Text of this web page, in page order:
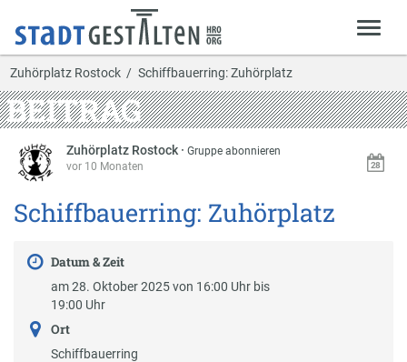
Zuhörplatz Rostock Schiffbauerring: Zuhörplatz
BEITRAG
Zuhörplatz Rostock ·Gruppe abonnieren
vor 10 Monaten
Schiffbauerring: Zuhörplatz
Datum & Zeit
am 28. Oktober 2025 von 16:00 Uhr bis
19:00 Uhr
Ort
Schiffbauerring